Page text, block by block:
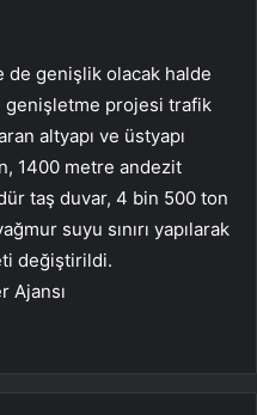
de genişlik olacak halde
genişletme projesi trafik
altyapı ve üstyapı
1400 metre andezit
taş duvar, 4 bin 500 ton
suyu sınırı yapılarak
değiştirildi.
Ajansı